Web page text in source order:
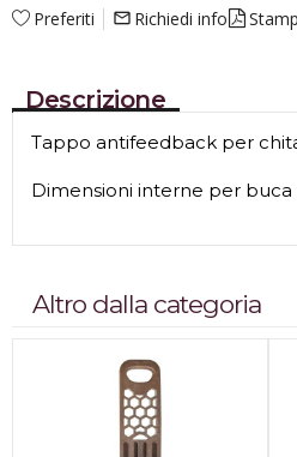
Preferiti mail_outline Richiedi info
Descrizione
Tappo antifeedback per
Dimensioni interne per buca
Altro dalla categoria